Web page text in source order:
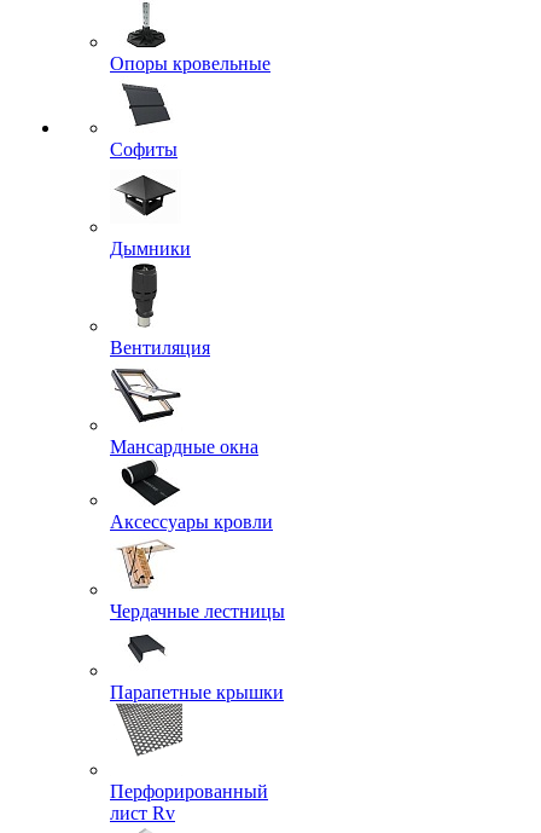
Опоры кровельные
Софиты
Дымники
Вентиляция
Мансардные окна
Аксессуары кровли
Чердачные лестницы
Парапетные крышки
Перфорированный
лист Rv